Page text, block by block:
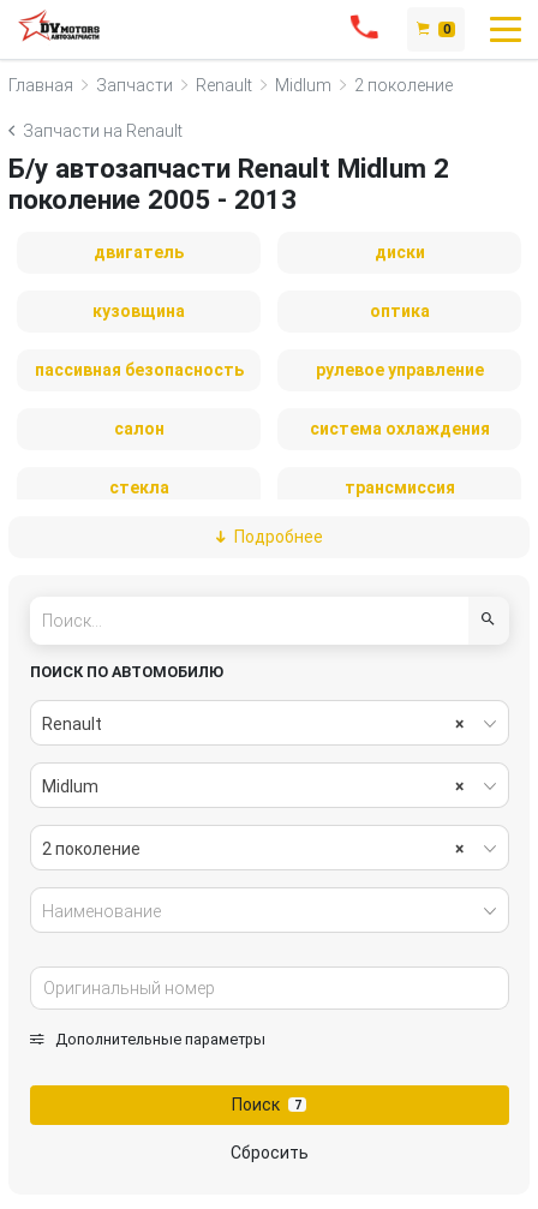
0
Главная Запчасти Renault Midlum 2 поколение
Запчасти на Renault
Б/у автозапчасти Renault Midlum 2
поколение 2005 - 2013
двигатель диски
кузовщина оптика
пассивная безопасность рулевое управление
салон система охлаждения
стекла трансмиссия
Подробнее
ПОИСК ПО АВТОМОБИЛЮ
×
Renault
×
Midlum
×
2 поколение
Наименование
Дополнительные параметры
Поиск 7
Сбросить